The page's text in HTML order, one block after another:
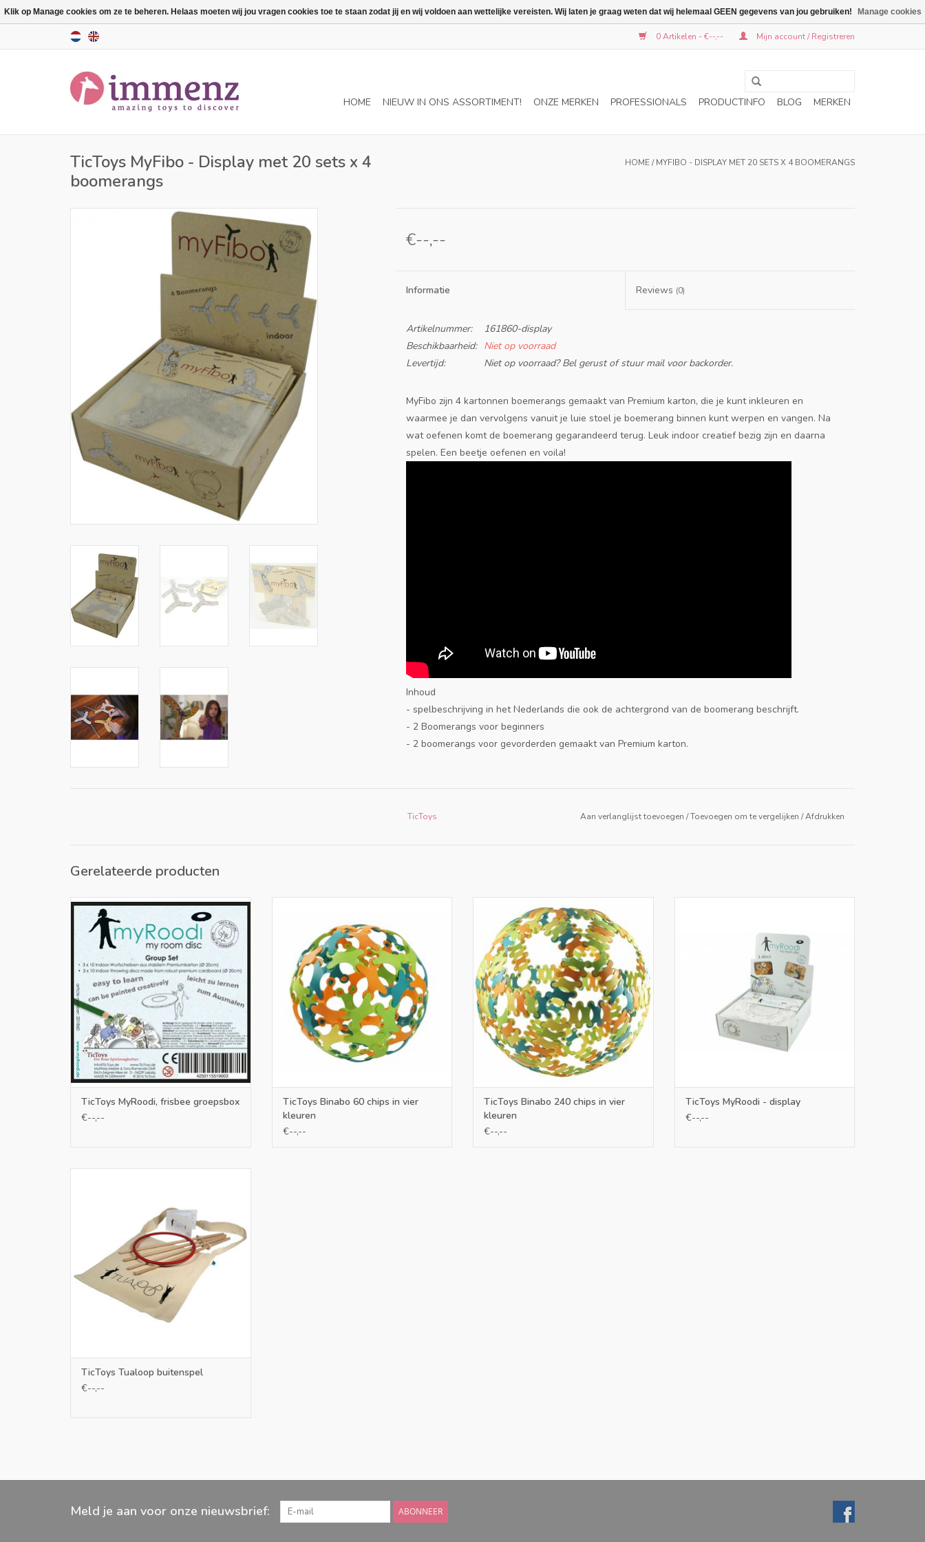
0 Artikelen - €--,-- Mijn account / Registreren
HOME NIEUW IN ONS ASSORTIMENT! ONZE MERKEN PROFESSIONALS PRODUCTINFO BLOG MERKEN
TicToys MyFibo - Display met 20 sets x 4
boomerangs
HOME/MYFIBO - DISPLAY MET 20 SETS X 4 BOOMERANGS
€--,--
Informatie Reviews (0)
Artikelnummer:
161860-display
Beschikbaarheid:
Niet op voorraad
Levertijd:
Niet op voorraad? Bel gerust of stuur mail voor backorder.
MyFibo zijn 4 kartonnen boemerangs gemaakt van Premium karton, die je kunt inkleuren en
waarmee je dan vervolgens vanuit je luie stoel je boemerang binnen kunt werpen en vangen. Na
wat oefenen komt de boemerang gegarandeerd terug. Leuk indoor creatief bezig zijn en daarna
spelen. Een beetje oefenen en voila!
Inhoud
- spelbeschrijving in het Nederlands die ook de achtergrond van de boomerang beschrijft.
- 2 Boomerangs voor beginners
- 2 boomerangs voor gevorderden gemaakt van Premium karton.
TicToys Aan verlanglijst toevoegen /Toevoegen om te vergelijken /Afdrukken
Gerelateerde producten
MyRoodi, groepsbox bevat 30
werpschijven (frisbees) van karton die je
eerst kunt inkleuren.
TOEVOEGEN AAN WINKELWAGEN
TicToys MyRoodi, frisbee groepsbox
€--,--
kunt maken, geschikt voor actieve
beweegspellen en uitdagende bouwsels
TOEVOEGEN AAN WINKELWAGEN
TicToys Binabo 60 chips in vier
kleuren
€--,--
plastic waarmee je vooral ronde vormen
kunt maken, geschikt voor actieve
beweegspellen en uitdagende bouwsels
TOEVOEGEN AAN WINKELWAGEN
TicToys Binabo 240 chips in vier
kleuren
€--,--
spelen
TOEVOEGEN AAN WINKELWAGEN
TicToys MyRoodi - display
€--,--
is. Ook ideaal voor scholen
TOEVOEGEN AAN WINKELWAGEN
TicToys Tualoop buitenspel
€--,--
Meld je aan voor onze nieuwsbrief: ABONNEER
Klik op Manage cookies om ze te beheren. Helaas moeten wij jou vragen cookies toe te staan zodat jij en wij voldoen aan wettelijke vereisten. Wij laten je graag weten dat wij helemaal GEEN gegevens van jou gebruiken! Manage cookies